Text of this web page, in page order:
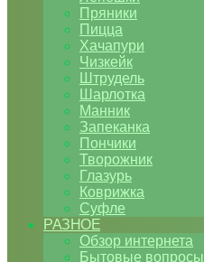
Пряники
Пицца
Хачапури
Чизкейк
Штрудель
Шарлотка
Манник
Запеканка
Пончики
Творожник
Глазурь
Коврижка
Суфле
РАЗНОЕ
Обзор интернета
Бытовые вопросы